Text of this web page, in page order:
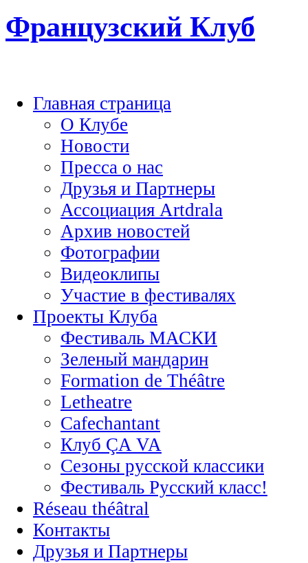
Французский Клуб
Главная страница
О Клубе
Новости
Пресса о нас
Друзья и Партнеры
Ассоциация Artdrala
Архив новостей
Фотографии
Видеоклипы
Участие в фестивалях
Проекты Клуба
Фестиваль МАСКИ
Зеленый мандарин
Formation de Théâtre
Letheatre
Cafechantant
Клуб ÇA VA
Сезоны русской классики
Фестиваль Русский класс!
Réseau théâtral
Контакты
Друзья и Партнеры